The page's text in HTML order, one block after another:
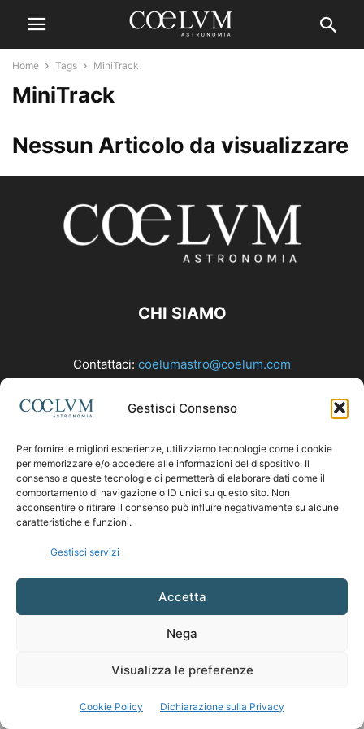
Gestisci Consenso
Per fornire le migliori esperienze, utilizziamo tecnologie come i cookie
per memorizzare e/o accedere alle informazioni del dispositivo. Il
consenso a queste tecnologie ci permetterà di elaborare dati come il
comportamento di navigazione o ID unici su questo sito. Non
acconsentire o ritirare il consenso può influire negativamente su alcune
caratteristiche e funzioni.
Gestisci servizi
Accetta
Nega
Visualizza le preferenze
Cookie Policy Dichiarazione sulla Privacy
Home Tags MiniTrack
MiniTrack
Nessun Articolo da visualizzare
CHI SIAMO
Contattaci: coelumastro@coelum.com
SEGUICI